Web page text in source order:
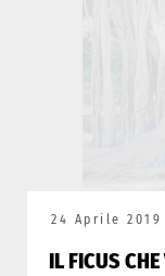
24 Aprile 2019
IL FICUS